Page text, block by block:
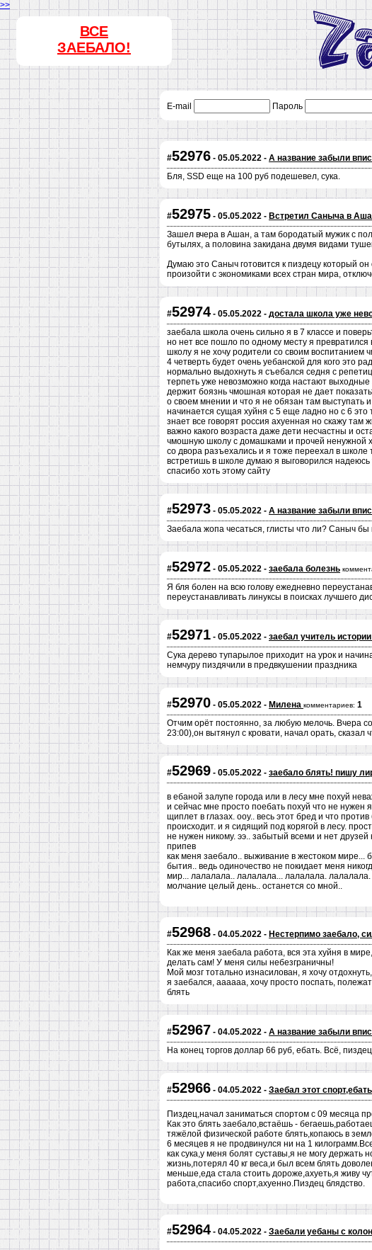
>>
ВСЕ
ЗАЕБАЛО!
E-mail Пароль
#52976 - 05.05.2022 - А название забыли
Бля, SSD еще на 100 руб подешевел, сука.
#52975 - 05.05.2022 - Встретил Саныча в
Зашел вчера в Ашан, а там бородатый мужик с
бутылях, а половина закидана двумя видами
Думаю это Саныч готовится к пиздецу который
произойти с экономиками всех стран мира,
#52974 - 05.05.2022 - достала школа уже
заебала школа очень сильно я в 7 классе и
но нет все пошло по одному месту я превратился
школу я не хочу родители со своим воспитанием
4 четверть будет очень уебанской для кого это
нормально выдохнуть я съебался седня с
терпеть уже невозможно когда настают
держит боязнь чмошная которая не дает
о своем мнении и что я не обязан там выступать
начинается сущая хуйня с 5 еще ладно но с 6
знает все говорят россия ахуенная но скажу
важно какого возраста даже дети несчастны и
чмошную школу с домашками и прочей ненужной
со двора разъехались и я тоже переехал в школе
встретишь в школе думаю я выговорился
спасибо хоть этому сайту
#52973 - 05.05.2022 - А название забыли
Заебала жопа чесаться, глисты что ли? Саныч бы
#52972 - 05.05.2022 - заебала болезнь
Я бля болен на всю голову ежедневно
переустанавливать линуксы в поисках лучшего
#52971 - 05.05.2022 - заебал учитель
Сука дерево тупарылое приходит на урок и
немчуру пиздячили в предвкушении праздника
#52970 - 05.05.2022 - Милена комментариев: 1
Отчим орёт постоянно, за любую мелочь. Вчера
23:00),он вытянул с кровати, начал орать, сказал
#52969 - 05.05.2022 - заебало блять! пишу
в ебаной залупе города или в лесу мне похуй
и сейчас мне просто поебать похуй что не
щиплет в глазах. ооу.. весь этот бред и что
происходит. и я сидящий под корягой в лесу.
не нужен никому. ээ.. забытый всеми и нет друзей
припев
как меня заебало.. выживание в жестоком мире...
бытия.. ведь одиночество не покидает меня
мир... лалалала.. лалалала... лалалала.
молчание целый день.. останется со мной..
#52968 - 04.05.2022 - Нестерпимо заебало,
Как же меня заебала работа, вся эта хуйня в
делать сам! У меня силы небезграничны!
Мой мозг тотально изнасилован, я хочу
я заебался, аааааа, хочу просто поспать,
блять
#52967 - 04.05.2022 - А название забыли
На конец торгов доллар 66 руб, ебать. Всё,
#52966 - 04.05.2022 - Заебал этот
Пиздец,начал заниматься спортом с 09 месяца
Как это блять заебало,встаёшь -
тяжёлой физической работе блять,копаюсь в
6 месяцев я не продвинулся ни на 1
как сука,у меня болят суставы,я не могу
жизнь,потерял 40 кг веса,и был всем блять
меньше,еда стала стоить дороже,ахуеть,я живу
работа,спасибо спорт,ахуенно.Пиздец блядство.
#52964 - 04.05.2022 - Заебали уебаны с